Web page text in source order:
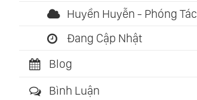
Huyền Huyễn - Phóng Tác
Đang Cập Nhật
Blog
Bình Luận